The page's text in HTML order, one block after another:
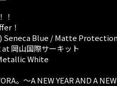
！
！
Seneca Blue / Matte
at 岡山国際サーキット
White
。～A NEW YEAR AND A